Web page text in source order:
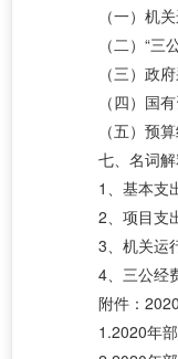
（一）机
（二） “三
（三）政
（四）国
（五）预
七、名词
1、基本支
2、项目支
3、机关运
4、三公经
附件：
1.2020年